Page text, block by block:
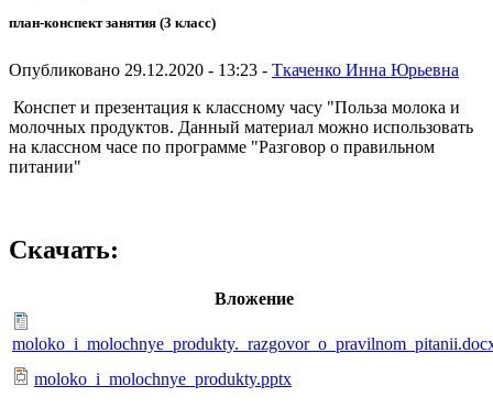
план-конспект занятия (3 класс)
Опубликовано 29.12.2020 - 13:23 - Ткаченко Инна Юрьевна
Конспет и презентация к классному часу "Польза молока и
молочных продуктов. Данный материал можно использовать
на классном часе по программе "Разговор о правильном
питании"
Скачать:
Вложение
moloko_i_molochnye_produkty.pptx